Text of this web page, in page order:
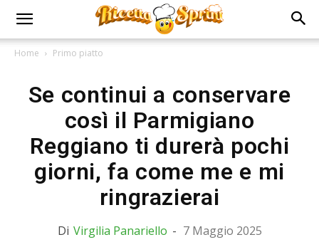
Home Primo piatto
Se continui a conservare
così il Parmigiano
Reggiano ti durerà pochi
giorni, fa come me e mi
ringrazierai
Di Virgilia Panariello - 7 Maggio 2025